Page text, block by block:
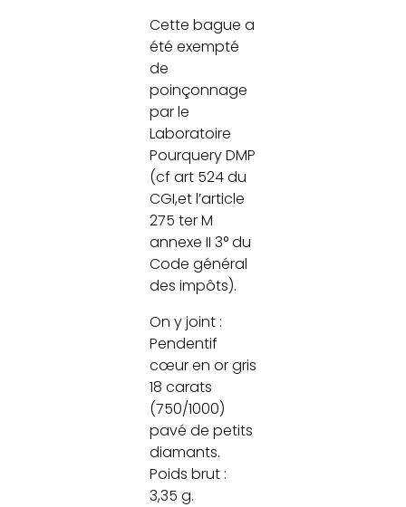
Cette bague a
été exempté
de
poinçonnage
par le
Laboratoire
Pourquery DMP
(cf art 524 du
CGI,et l’article
275 ter M
annexe II 3° du
Code général
des impôts).
On y joint :
Pendentif
cœur en or gris
18 carats
(750/1000)
pavé de petits
diamants.
Poids brut :
3,35 g.